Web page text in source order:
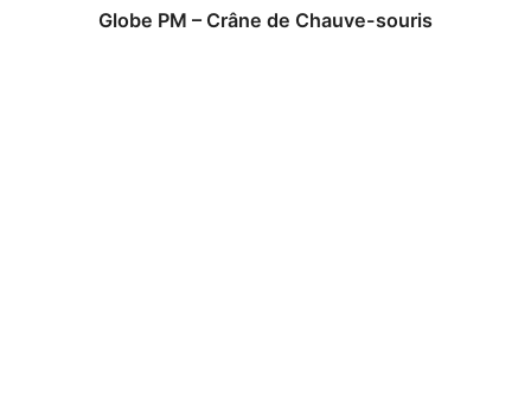
Globe PM – Crâne de Chauve-souris